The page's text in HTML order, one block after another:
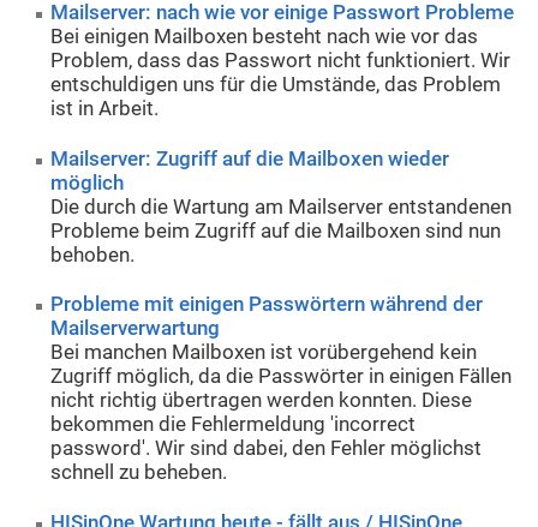
Mailserver: nach wie vor einige Passwort Probleme
Bei einigen Mailboxen besteht nach wie vor das
Problem, dass das Passwort nicht funktioniert. Wir
entschuldigen uns für die Umstände, das Problem
ist in Arbeit.
Mailserver: Zugriff auf die Mailboxen wieder
möglich
Die durch die Wartung am Mailserver entstandenen
Probleme beim Zugriff auf die Mailboxen sind nun
behoben.
Probleme mit einigen Passwörtern während der
Mailserverwartung
Bei manchen Mailboxen ist vorübergehend kein
Zugriff möglich, da die Passwörter in einigen Fällen
nicht richtig übertragen werden konnten. Diese
bekommen die Fehlermeldung 'incorrect
password'. Wir sind dabei, den Fehler möglichst
schnell zu beheben.